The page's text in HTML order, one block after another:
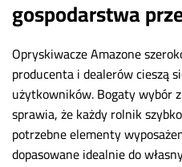
gospodarstwa
Opryskiwacze Amazone
producenta i dealerów cieszą
użytkowników. Bogaty wybór
sprawia, że każdy rolnik
potrzebne elementy
dopasowane idealnie do